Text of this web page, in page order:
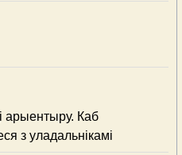
арыентыру. Каб
з уладальнікамі